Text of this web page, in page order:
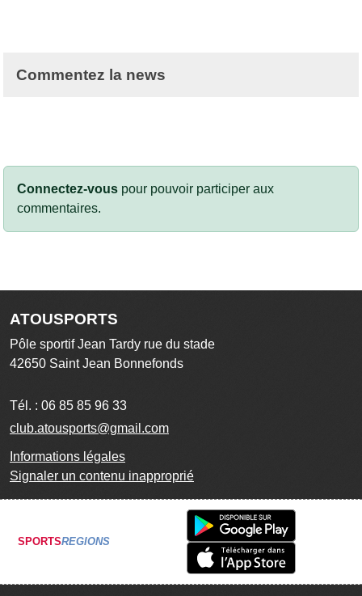
Commentez la news
Connectez-vous pour pouvoir participer aux
commentaires.
ATOUSPORTS
Pôle sportif Jean Tardy rue du stade
42650 Saint Jean Bonnefonds
Tél. : 06 85 85 96 33
club.atousports@gmail.com
Informations légales
Signaler un contenu inapproprié
SPORTSREGIONS